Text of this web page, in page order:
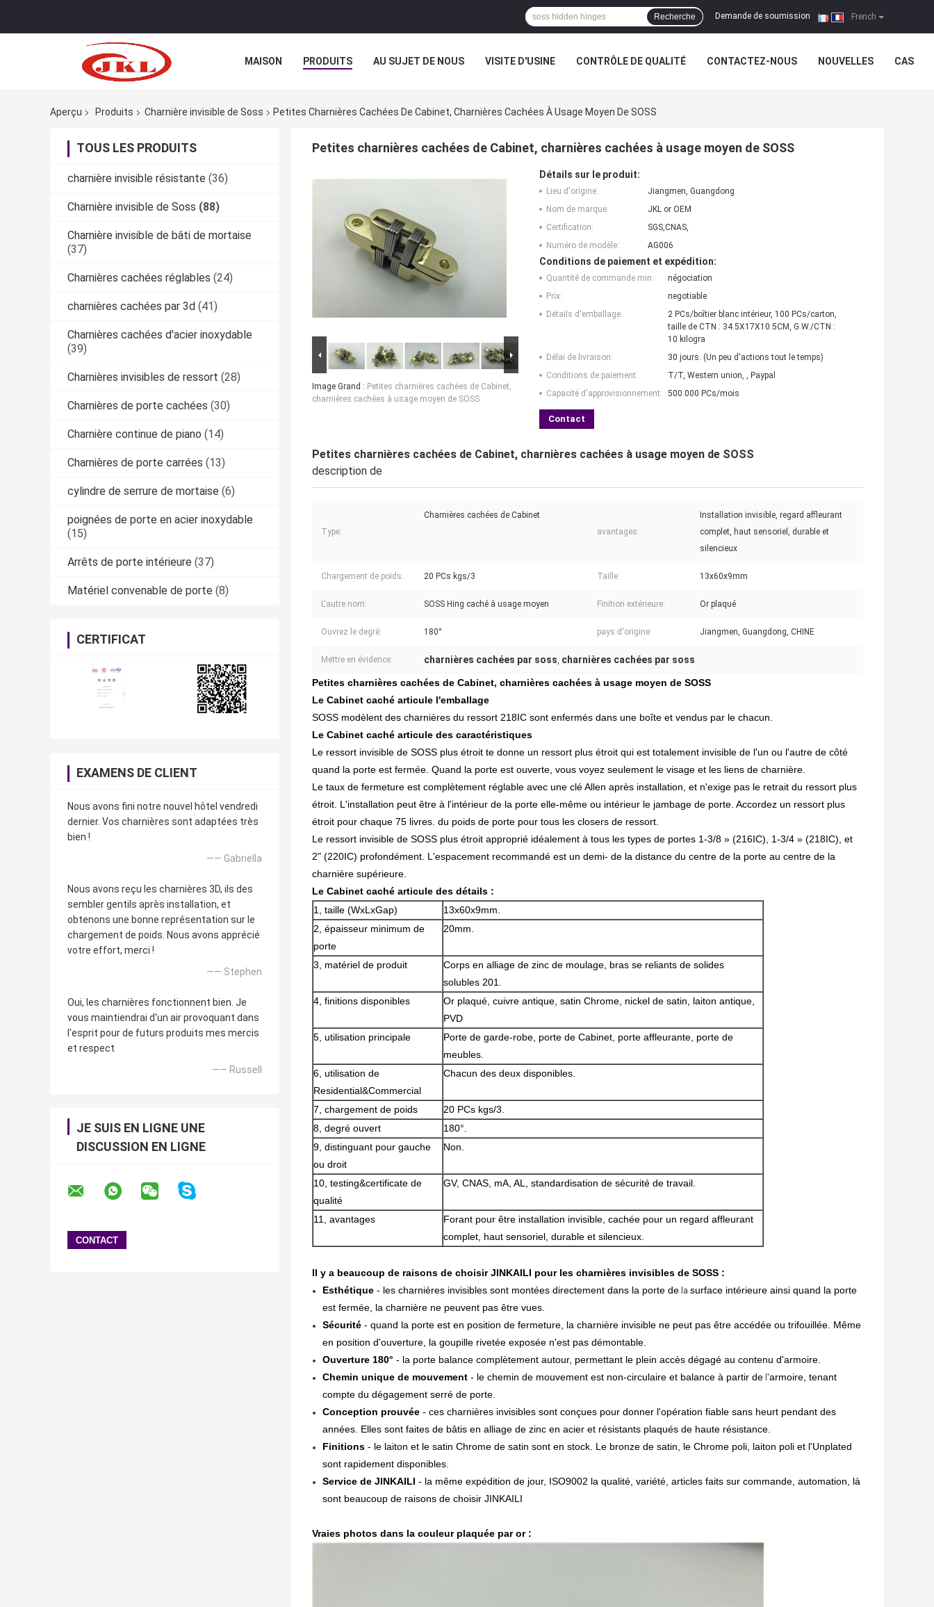
French
Demande de soumission |
Recherche
MAISON PRODUITS AU SUJET DE NOUS VISITE D'USINE CONTRÔLE DE QUALITÉ CONTACTEZ-NOUS NOUVELLES CAS
Aperçu Produits Charnière invisible de Soss Petites Charnières Cachées De Cabinet, Charnières Cachées À Usage Moyen De SOSS
TOUS LES PRODUITS
charnière invisible résistante (36)
Charnière invisible de Soss (88)
Charnière invisible de bâti de mortaise
(37)
Charnières cachées réglables (24)
charnières cachées par 3d (41)
Charnières cachées d'acier inoxydable
(39)
Charnières invisibles de ressort (28)
Charnières de porte cachées (30)
Charnière continue de piano (14)
Charnières de porte carrées (13)
cylindre de serrure de mortaise (6)
poignées de porte en acier inoxydable
(15)
Arrêts de porte intérieure (37)
Matériel convenable de porte (8)
CERTIFICAT
EXAMENS DE CLIENT
Nous avons fini notre nouvel hôtel vendredi
dernier. Vos charnières sont adaptées très
bien !
—— Gabriella
Nous avons reçu les charnières 3D, ils des
sembler gentils après installation, et
obtenons une bonne représentation sur le
chargement de poids. Nous avons apprécié
votre effort, merci !
—— Stephen
Oui, les charnières fonctionnent bien. Je
vous maintiendrai d'un air provoquant dans
l'esprit pour de futurs produits mes mercis
et respect
—— Russell
JE SUIS EN LIGNE UNE
DISCUSSION EN LIGNE
Petites charnières cachées de Cabinet, charnières cachées à usage moyen de SOSS
Image Grand : Petites charnières cachées de Cabinet,
charnières cachées à usage moyen de SOSS
Détails sur le produit:
Lieu d'origine:
Jiangmen, Guangdong
Nom de marque:
JKL or OEM
Certification:
SGS,CNAS,
Numéro de modèle:
AG006
Conditions de paiement et expédition:
Quantité de commande min:
négociation
Prix:
negotiable
Détails d'emballage:
2 PCs/boîtier blanc intérieur, 100 PCs/carton,
taille de CTN : 34.5X17X10.5CM, G.W./CTN :
10 kilogra
Délai de livraison:
30 jours. (Un peu d'actions tout le temps)
Conditions de paiement:
T/T, Western union, , Paypal
Capacité d'approvisionnement:
500.000 PCs/mois
Contact
Petites charnières cachées de Cabinet, charnières cachées à usage moyen de SOSS
description de
Type:
Charnières cachées de Cabinet
avantages:
Installation invisible, regard affleurant
complet, haut sensoriel, durable et
silencieux
Chargement de poids: 20 PCs kgs/3 Taille: 13x60x9mm
L'autre nom: SOSS Hing caché à usage moyen Finition extérieure: Or plaqué
Ouvrez le degré: 180° pays d'origine: Jiangmen, Guangdong, CHINE
Mettre en évidence: charnières cachées par soss, charnières cachées par soss
Petites charnières cachées de Cabinet, charnières cachées à usage moyen de SOSS
Le Cabinet caché articule l'emballage
SOSS modèlent des charnières du ressort 218IC sont enfermés dans une boîte et vendus par le chacun.
Le Cabinet caché articule des caractéristiques
Le ressort invisible de SOSS plus étroit te donne un ressort plus étroit qui est totalement invisible de l'un ou l'autre de côté
quand la porte est fermée. Quand la porte est ouverte, vous voyez seulement le visage et les liens de charnière.
Le taux de fermeture est complètement réglable avec une clé Allen après installation, et n'exige pas le retrait du ressort plus
étroit. L'installation peut être à l'intérieur de la porte elle-même ou intérieur le jambage de porte. Accordez un ressort plus
étroit pour chaque 75 livres. du poids de porte pour tous les closers de ressort.
Le ressort invisible de SOSS plus étroit approprié idéalement à tous les types de portes 1-3/8 » (216IC), 1-3/4 » (218IC), et
2" (220IC) profondément. L'espacement recommandé est un demi- de la distance du centre de la porte au centre de la
charnière supérieure.
Le Cabinet caché articule des détails :
1, taille (WxLxGap)
13x60x9mm.
2, épaisseur minimum de
porte
20mm.
3, matériel de produit
Corps en alliage de zinc de moulage, bras se reliants de solides
solubles 201.
4, finitions disponibles
Or plaqué, cuivre antique, satin Chrome, nickel de satin, laiton antique,
PVD
5, utilisation principale
Porte de garde-robe, porte de Cabinet, porte affleurante, porte de
meubles.
6, utilisation de
Residential&Commercial
Chacun des deux disponibles.
7, chargement de poids
20 PCs kgs/3.
8, degré ouvert
180°.
9, distinguant pour gauche
ou droit
Non.
10, testing&certificate de
qualité
GV, CNAS, mA, AL, standardisation de sécurité de travail.
11, avantages
Forant pour être installation invisible, cachée pour un regard affleurant
complet, haut sensoriel, durable et silencieux.
Il y a beaucoup de raisons de choisir JINKAILI pour les charnières invisibles de SOSS :
Esthétique - les charnières invisibles sont montées directement dans la porte de la surface intérieure ainsi quand la porte
est fermée, la charnière ne peuvent pas être vues.
Sécurité - quand la porte est en position de fermeture, la charnière invisible ne peut pas être accédée ou trifouillée. Même
en position d'ouverture, la goupille rivetée exposée n'est pas démontable.
Ouverture 180° - la porte balance complètement autour, permettant le plein accès dégagé au contenu d'armoire.
Chemin unique de mouvement - le chemin de mouvement est non-circulaire et balance à partir de l'armoire, tenant
compte du dégagement serré de porte.
Conception prouvée - ces charnières invisibles sont conçues pour donner l'opération fiable sans heurt pendant des
années. Elles sont faites de bâtis en alliage de zinc en acier et résistants plaqués de haute résistance.
Finitions - le laiton et le satin Chrome de satin sont en stock. Le bronze de satin, le Chrome poli, laiton poli et l'Unplated
sont rapidement disponibles.
Service de JINKAILI - la même expédition de jour, ISO9002 la qualité, variété, articles faits sur commande, automation, là
sont beaucoup de raisons de choisir JINKAILI
Vraies photos dans la couleur plaquée par or :